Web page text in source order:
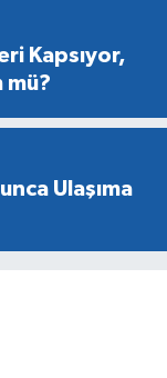
Kapsıyor,
mü?
Ulaşıma